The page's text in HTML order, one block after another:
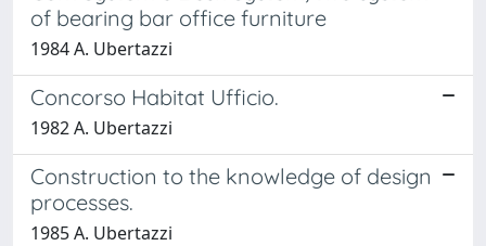
of bearing bar office furniture
1984 A. Ubertazzi
Concorso Habitat Ufficio.
1982 A. Ubertazzi
Construction to the knowledge of design
processes.
1985 A. Ubertazzi